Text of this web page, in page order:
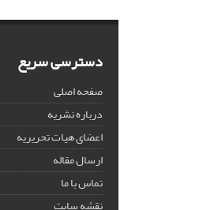
دسترسی سریع
صفحه اصلی
درباره نشریه
اعضای هیات تحریریه
ارسال مقاله
تماس با ما
نقشه سایت